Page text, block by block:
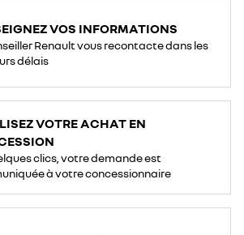
VOS INFORMATIONS
Renault vous recontacte dans les
délais
VOTRE ACHAT EN
clics, votre demande est
à votre concessionnaire